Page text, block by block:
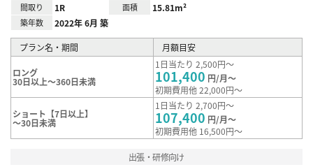
間取り 1R 面積 15.81m²
築年数 2022年 6月 築
プラン名・期間 月額目安
ロング
30日以上～360日未満
1日当たり 2,500円～
101,400 円/月～
初期費用他 22,000円～
ショート【7日以上】
～30日未満
1日当たり 2,700円～
107,400 円/月～
初期費用他 16,500円～
出張・研修向け